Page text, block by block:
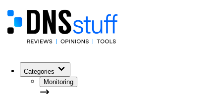
Categories
Monitoring